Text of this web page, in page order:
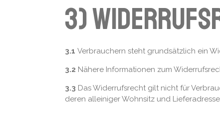
3)
3.1 Verbrauchern steht grundsätzlich ein
3.2 Nähere Informationen zum
3.3 Das Widerrufsrecht gilt nicht für
deren alleiniger Wohnsitz und